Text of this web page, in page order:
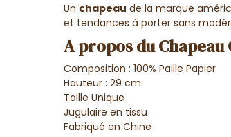
Un chapeau de la marque
et tendances à porter sans
A propos du
Composition : 100% Paille Papier
Hauteur : 29 cm
Taille Unique
Jugulaire en tissu
Fabriqué en Chine